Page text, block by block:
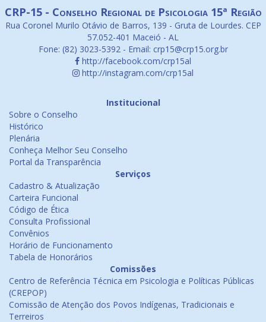
CRP-15 - Conselho Regional de Psicologia 15ª Região
Rua Coronel Murilo Otávio de Barros, 139 - Gruta de Lourdes. CEP
57.052-401 Maceió - AL
Fone: (82) 3023-5392 - Email: crp15@crp15.org.br
http://facebook.com/crp15al
http://instagram.com/crp15al
Institucional
Sobre o Conselho
Histórico
Plenária
Conheça Melhor Seu Conselho
Portal da Transparência
Serviços
Cadastro & Atualização
Carteira Funcional
Código de Ética
Consulta Profissional
Convênios
Horário de Funcionamento
Tabela de Honorários
Comissões
Centro de Referência Técnica em Psicologia e Políticas Públicas
(CREPOP)
Comissão de Atenção dos Povos Indígenas, Tradicionais e
Terreiros